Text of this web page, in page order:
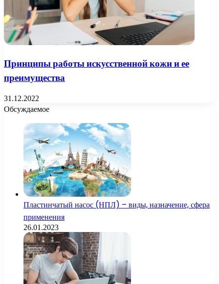
Принципы работы искусственной кожи и ее
преимущества
31.12.2022
Обсуждаемое
Пластинчатый насос (НПЛ) – виды, назначение, сфера
применения
26.01.2023